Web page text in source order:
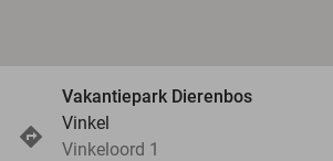
Vakantiepark Dierenbos
Vinkel
Vinkeloord 1